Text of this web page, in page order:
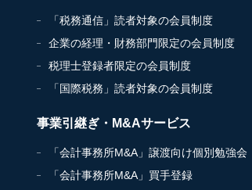
「税務通信」読者対象の会員制度
企業の経理・財務部門限定の会員制度
税理士登録者限定の会員制度
「国際税務」読者対象の会員制度
事業引継ぎ・M&Aサービス
「会計事務所M&A」譲渡向け個別勉強会
「会計事務所M&A」買手登録